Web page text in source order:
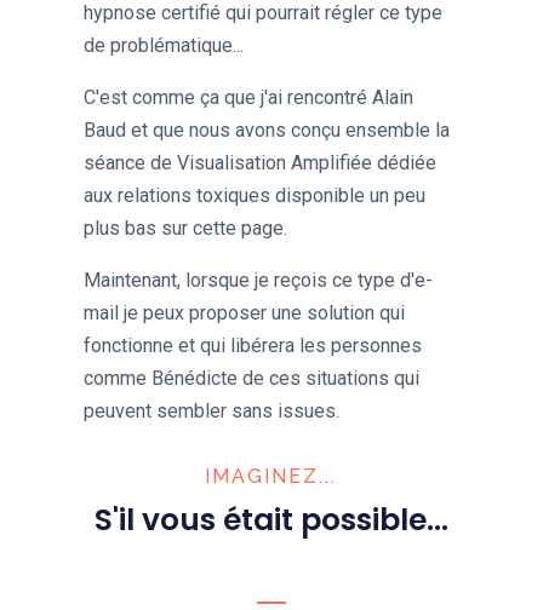
hypnose certifié qui pourrait régler ce type
de problématique...
C'est comme ça que j'ai rencontré Alain
Baud et que nous avons conçu ensemble la
séance de Visualisation Amplifiée dédiée
aux relations toxiques disponible un peu
plus bas sur cette page.
Maintenant, lorsque je reçois ce type d'e-
mail je peux proposer une solution qui
fonctionne et qui libérera les personnes
comme Bénédicte de ces situations qui
peuvent sembler sans issues.
IMAGINEZ...
S'il vous était possible...